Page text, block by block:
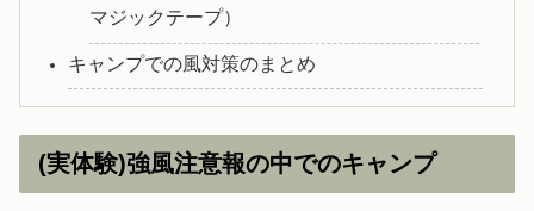
マジックテープ）
キャンプでの風対策のまとめ
(実体験)強風注意報の中でのキャンプ